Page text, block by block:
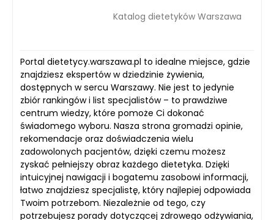
Katalog dietetyków Warszawa
Portal dietetycy.warszawa.pl to idealne miejsce, gdzie
znajdziesz ekspertów w dziedzinie żywienia,
dostępnych w sercu Warszawy. Nie jest to jedynie
zbiór rankingów i list specjalistów – to prawdziwe
centrum wiedzy, które pomoże Ci dokonać
świadomego wyboru. Nasza strona gromadzi opinie,
rekomendacje oraz doświadczenia wielu
zadowolonych pacjentów, dzięki czemu możesz
zyskać pełniejszy obraz każdego dietetyka. Dzięki
intuicyjnej nawigacji i bogatemu zasobowi informacji,
łatwo znajdziesz specjalistę, który najlepiej odpowiada
Twoim potrzebom. Niezależnie od tego, czy
potrzebujesz porady dotyczącej zdrowego odżywiania,